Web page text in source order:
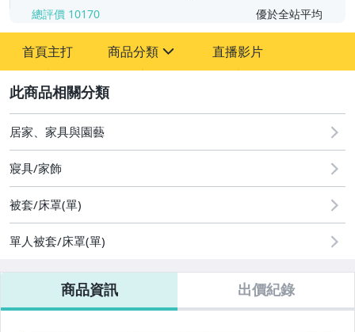
總評價 10170 優於全站平均
首頁主打 商品分類
嬰幼兒與孕婦
居家、家具與園藝
運動、戶外與休閒
直播影片
居家、家具與園藝
寢具/家飾
被套/床罩(單)
單人被套/床罩(單)
商品資訊 出價紀錄